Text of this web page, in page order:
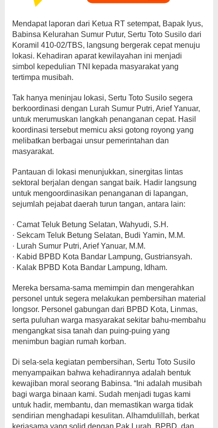
Mendapat laporan dari Ketua RT setempat, Bapak Iyus,
Babinsa Kelurahan Sumur Putur, Sertu Toto Susilo dari
Koramil 410-02/TBS, langsung bergerak cepat menuju
lokasi. Kehadiran aparat kewilayahan ini menjadi
simbol kepedulian TNI kepada masyarakat yang
tertimpa musibah.
Tak hanya meninjau lokasi, Sertu Toto Susilo segera
berkoordinasi dengan Lurah Sumur Putri, Arief Yanuar,
untuk merumuskan langkah penanganan cepat. Hasil
koordinasi tersebut memicu aksi gotong royong yang
melibatkan berbagai unsur pemerintahan dan
masyarakat.
Pantauan di lokasi menunjukkan, sinergitas lintas
sektoral berjalan dengan sangat baik. Hadir langsung
untuk mengoordinasikan penanganan di lapangan,
sejumlah pejabat daerah turun tangan, antara lain:
· Camat Teluk Betung Selatan, Wahyudi, S.H.
· Sekcam Teluk Betung Selatan, Budi Yamin, M.M.
· Lurah Sumur Putri, Arief Yanuar, M.M.
· Kabid BPBD Kota Bandar Lampung, Gustriansyah.
· Kalak BPBD Kota Bandar Lampung, Idham.
Mereka bersama-sama memimpin dan mengerahkan
personel untuk segera melakukan pembersihan material
longsor. Personel gabungan dari BPBD Kota, Linmas,
serta puluhan warga masyarakat sekitar bahu-membahu
mengangkat sisa tanah dan puing-puing yang
menimbun bagian rumah korban.
Di sela-sela kegiatan pembersihan, Sertu Toto Susilo
menyampaikan bahwa kehadirannya adalah bentuk
kewajiban moral seorang Babinsa. “Ini adalah musibah
bagi warga binaan kami. Sudah menjadi tugas kami
untuk hadir, membantu, dan memastikan warga tidak
sendirian menghadapi kesulitan. Alhamdulillah, berkat
kerjasama yang solid dengan Pak Lurah, BPBD, dan